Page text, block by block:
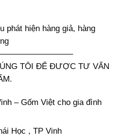
phát hiện hàng giả, hàng
TÔI ĐỂ ĐƯỢC TƯ VẤN
– Gốm Việt cho gia đình
Học , TP Vinh